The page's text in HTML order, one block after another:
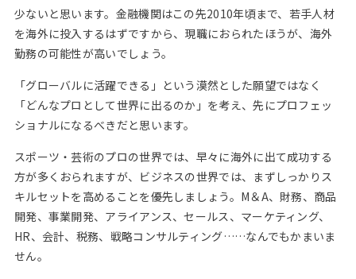
少ないと思います。金融機関はこの先2010年頃まで、若手人材
を海外に投入するはずですから、現職におられたほうが、海外
勤務の可能性が高いでしょう。
「グローバルに活躍できる」という漠然とした願望ではなく
「どんなプロとして世界に出るのか」を考え、先にプロフェッ
ショナルになるべきだと思います。
スポーツ・芸術のプロの世界では、早々に海外に出て成功する
方が多くおられますが、ビジネスの世界では、まずしっかりス
キルセットを高めることを優先しましょう。M＆A、財務、商品
開発、事業開発、アライアンス、セールス、マーケティング、
HR、会計、税務、戦略コンサルティング……なんでもかまいま
せん。